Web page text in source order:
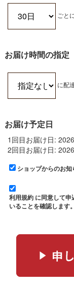
ごと
お届け時間の指定
に配
お届け予定日
1回目お届け日:
2回目お届け日:
ショップからのお知
利用規約に同意して申
いることを確認します。